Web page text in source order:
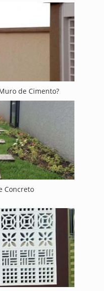
de Cimento?
Concreto